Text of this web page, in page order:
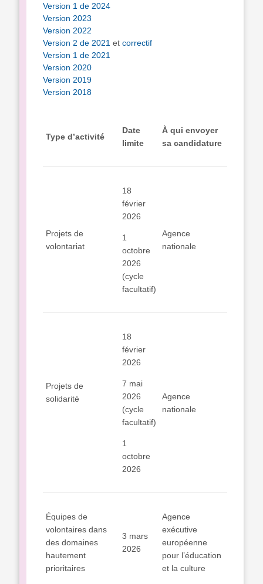
Version 1 de 2024
Version 2023
Version 2022
Version 2 de 2021 et correctif
Version 1 de 2021
Version 2020
Version 2019
Version 2018
Type d’activité
Date
limite
À qui envoyer
sa candidature
Projets de
volontariat
18
février
2026
1
octobre
2026
(cycle
facultatif)
Agence
nationale
Projets de
solidarité
18
février
2026
7 mai
2026
(cycle
facultatif)
1
octobre
2026
Agence
nationale
Équipes de
volontaires dans
des domaines
hautement
prioritaires
3 mars
2026
Agence
exécutive
européenne
pour l’éducation
et la culture